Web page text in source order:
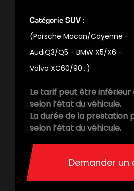
Catégorie SUV :
(Porsche Macan/Cayenne -
AudiQ3/Q5 - BMW X5/X6 -
Volvo XC60/90…)
Le tarif peut être inférieur
selon l’état du véhicule.
La durée de la prestation
selon l’état du véhicule.
Demander un